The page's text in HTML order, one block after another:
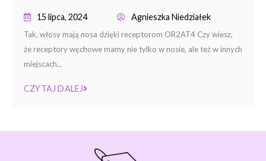
15 lipca, 2024 Agnieszka Niedziałek
Tak, włosy mają nosa dzięki receptorom OR2AT4 Czy wiesz,
że receptory węchowe mamy nie tylko w nosie, ale też w innych
miejscach...
CZYTAJ DALEJ